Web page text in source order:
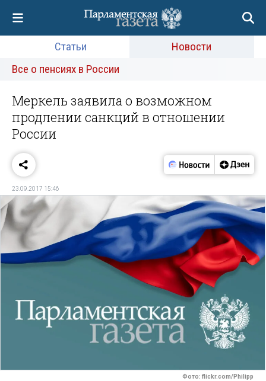
Статьи
Новости
Все о пенсиях в России
Меркель заявила о возможном
продлении санкций в отношении
России
23.09.2017 15:46
Фото: flickr.com/Philipp